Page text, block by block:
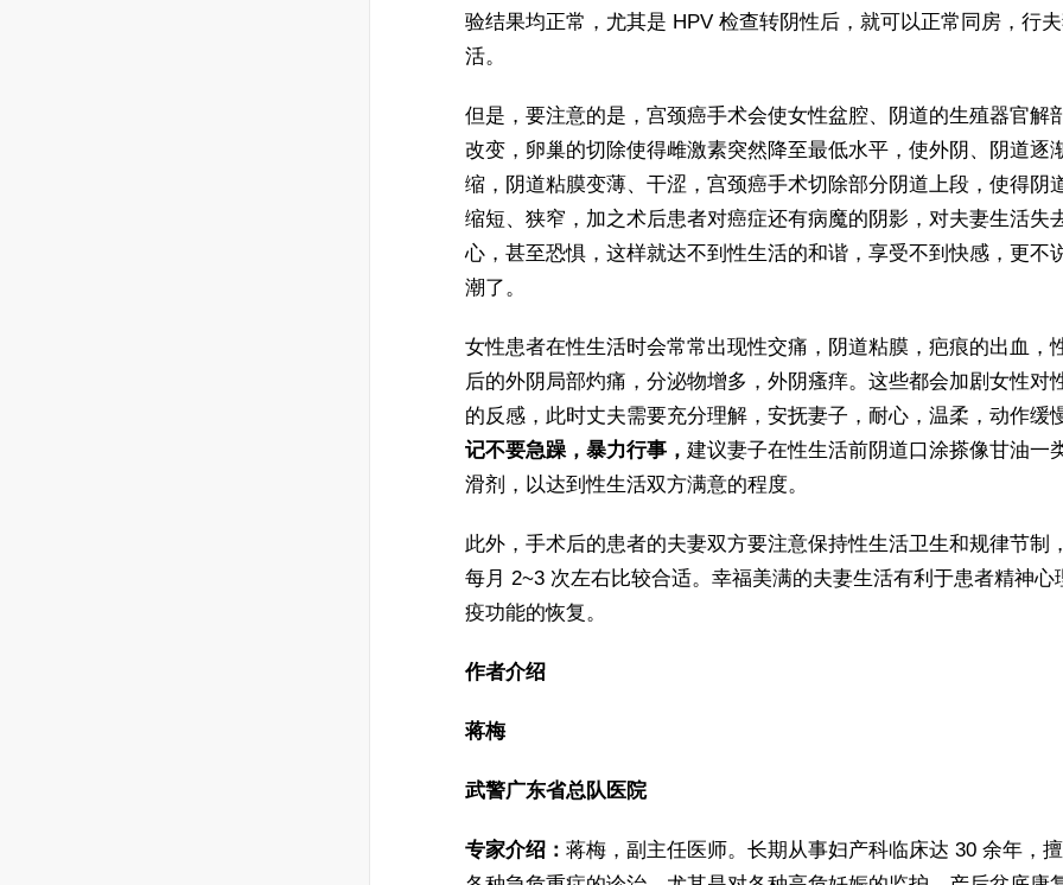
验结果均正常，尤其是 HPV 检查转阴性后，就可以正常同房，行
活。
但是，要注意的是，宫颈癌手术会使女性盆腔、阴道的生殖器官解
改变，卵巢的切除使得雌激素突然降至最低水平，使外阴、阴道逐
缩，阴道粘膜变薄、干涩，宫颈癌手术切除部分阴道上段，使得阴
缩短、狭窄，加之术后患者对癌症还有病魔的阴影，对夫妻生活失
心，甚至恐惧，这样就达不到性生活的和谐，享受不到快感，更不
潮了。
女性患者在性生活时会常常出现性交痛，阴道粘膜，疤痕的出血，
后的外阴局部灼痛，分泌物增多，外阴瘙痒。这些都会加剧女性对
的反感，此时丈夫需要充分理解，安抚妻子，耐心，温柔，动作缓
记不要急躁，暴力行事， 建议妻子在性生活前阴道口涂搽像甘油一
滑剂，以达到性生活双方满意的程度。
此外，手术后的患者的夫妻双方要注意保持性生活卫生和规律节制
每月 2~3 次左右比较合适。幸福美满的夫妻生活有利于患者精神心
疫功能的恢复。
作者介绍
蒋梅
武警广东省总队医院
专家介绍： 蒋梅，副主任医师。长期从事妇产科临床达 30 余年，